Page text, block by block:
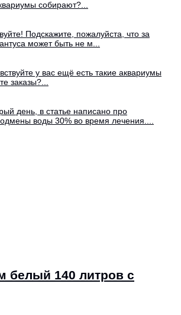
собирают?...
Подскажите, пожалуйста, что за
может быть не м...
у вас ещё есть такие аквариумы
заказы?...
день, в статье написано про
воды 30% во время лечения....
белый 140 литров с